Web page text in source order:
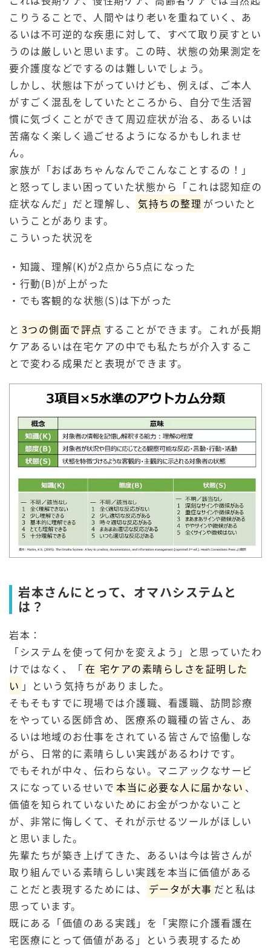
こりうることで、人間やはり老いを重ねていく、あ
るいは不可逆的な疾患に対して、すべて取り戻すとい
うのは厳しいと思います。この時、状態の効果測定を
要介護度などでするのは難しいでしょう。
しかし、状態は下がっていけども、例えば、ご本人
がすごく混乱をしていたところから、自分で生活習
慣に気づくことができて周辺症状が治る、あるいは
苦痛なく楽しく過ごせるようになるかもしれませ
ん。
家族が「おばあちゃんなんでこんなことするの！」
と怒ってしまい困っていた状態から「これは認知症の
症状なんだ」だと理解し、
気持ちの整理 がついたと
いうことがあります。
こういった状況を
・知識、理解(K)が2点から5点になった
・行動(B)が上がった
・でも客観的な状態(S)は下がった
と 3つの側面で評点 することができます。これが長期
ケアあるいは在宅ケアの中でも私たちが介入するこ
とで変わる成果だと表現ができます。
岩本さんにとって、オマハシステムと
は？
岩本：
「システムを使って何かを変えよう」と思っていたわ
けではなく、「 在 宅ケアの素晴らしさを証明した
い 」という気持ちがありました。
そもそもすでに現場では介護職、看護職、訪問診療
をやっている医師含め、医療系の職種の皆さん、あ
るいは地域のお仕事をされている皆さんで協働しな
がら、日常的に素晴らしい実践があるわけです。
でもそれが中々、伝わらない。マニアックなサービ
スになっているせいで 本当に必要な人に届かない 、
価値を知られていないためにお金がつかないこと
が、非常に悔しくて、それが示せるツールがほしい
と思いました。
先輩たちが築き上げてきた、あるいは今は皆さんが
取り組んでいる素晴らしい実践を本当に価値がある
ことだと表現するためには、
データが大事 だと私は
思っています。
既にある「価値のある実践」を「実際に介護看護在
宅医療にとって価値がある」という表現するため